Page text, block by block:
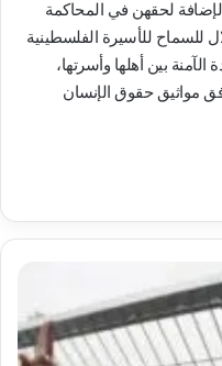
لحقهن في المحاكمة
للسماح للأسيرة الفلسطينية
الآمنة بين أهلها وأسرتها،
وفق مواثيق حقوق الإنسان